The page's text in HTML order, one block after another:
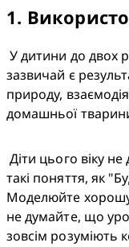
1.
У дитини до двох років жорстокість до тварини
зазвичай є
природу,
домашньої
Діти цього віку не дуже розуміють або пам'ятають
такі поняття, як
Моделюйте
не думайте, що
зовсім розуміють